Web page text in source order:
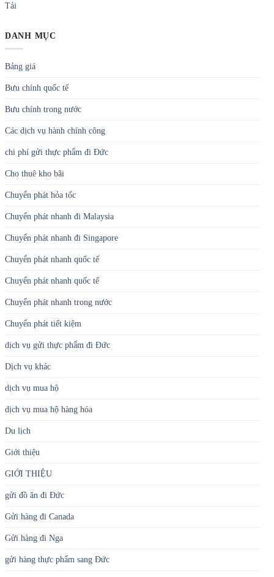
Tải
DANH MỤC
Bảng giá
Bưu chính quốc tế
Bưu chính trong nước
Các dịch vụ hành chính công
chi phí gửi thực phẩm đi Đức
Cho thuê kho bãi
Chuyển phát hỏa tốc
Chuyển phát nhanh đi Malaysia
Chuyển phát nhanh đi Singapore
Chuyển phát nhanh quốc tế
Chuyển phát nhanh quốc tế
Chuyển phát nhanh trong nước
Chuyển phát tiết kiệm
dịch vụ gửi thực phẩm đi Đức
Dịch vụ khác
dịch vụ mua hộ
dịch vụ mua hộ hàng hóa
Du lịch
Giới thiệu
GIỚI THIỆU
gửi đồ ăn đi Đức
Gửi hàng đi Canada
Gửi hàng đi Nga
gửi hàng thực phẩm sang Đức